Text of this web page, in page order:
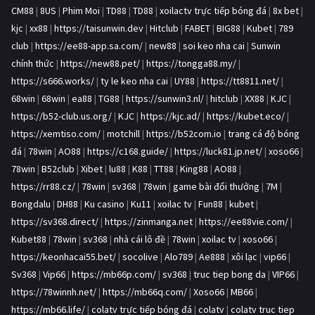
CM88 | 8US | Phim Moi | TD88 | TD88 | xoilactv trực tiếp bóng đá | 8x bet |
kjc | xx88 | https://taisunwin.dev | Hitclub | FABET | BIG88 | Kubet | 789
club | https://ee88-app.sa.com/ | new88 | soi keo nha cai | Sunwin
chính thức | https://new88.pet/ | https://tongga88.my/ |
https://s666.works/ | ty le keo nha cai | UY88 | https://tt8811.net/ |
68win | 68win | ea88 | TG88 | https://sunwin3.nl/ | hitclub | XX88 | KJC |
https://b52-club.us.org/ | KJC | https://kjc.ad/ | https://kubet.eco/ |
https://xemtiso.com/ | motchill | https://b52com.io | trang cá độ bóng
đá | 78win | AO88 | https://c168.guide/ | https://luck81.jp.net/ | xoso66 |
78win | B52club | Xibet | lu88 | K88 | TT88 | King88 | AO88 |
https://rr88.cz/ | 78win | sv368 | 78win | game bài đổi thưởng | 7M |
Bongdalu | DH88 | Ku casino | Ku11 | xoilac tv | Fun88 | kubet |
https://sv368.direct/ | https://zinmanga.net | https://ee88vie.com/ |
Kubet88 | 78win | sv368 | nhà cái lô đề | 78win | xoilac tv | xoso66 |
https://keonhacai55.bet/ | socolive | Alo789 | Ae888 | xôi lạc | vip66 |
Sv368 | Vip66 | https://mb66p.com/ | sv368 | truc tiep bong da | VIP66 |
https://78winnh.net/ | https://mb66q.com/ | Xoso66 | MB66 |
https://mb66.life/ | colatv trực tiếp bóng đá | colatv | colatv truc tiep